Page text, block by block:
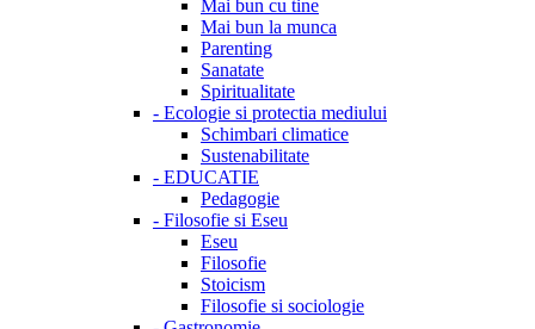
Mai bun cu tine
Mai bun la munca
Parenting
Sanatate
Spiritualitate
- Ecologie si protectia mediului
Schimbari climatice
Sustenabilitate
- EDUCATIE
Pedagogie
- Filosofie si Eseu
Eseu
Filosofie
Stoicism
Filosofie si sociologie